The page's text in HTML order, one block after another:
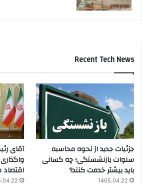
Recent Tech News
جزئیات جدید از نحوه محاسبه
سنوات بازنشستگی؛ چه کسانی
باید بیشتر خدمت کنند؟
1405.04.22
آقای